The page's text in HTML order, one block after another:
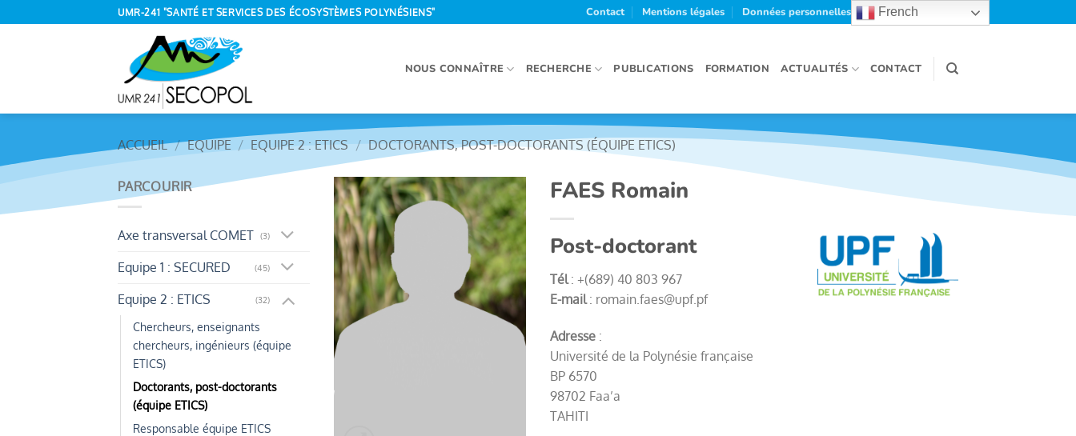
au
UMR-241 "SANTÉ ET SERVICES DES ÉCOSYSTÈMES POLYNÉSIENS" Contact Mentions légales Données personnelles et cookies
NOUS CONNAÎTRE RECHERCHE PUBLICATIONS FORMATION ACTUALITÉS CONTACT
ACCUEIL / EQUIPE / EQUIPE 2 : ETICS / DOCTORANTS, POST-DOCTORANTS (ÉQUIPE ETICS)
PARCOURIR
Axe transversal COMET (3)
Equipe 1 : SECURED (45)
Equipe 2 : ETICS (32)
Chercheurs, enseignants
chercheurs, ingénieurs (équipe
ETICS)
Doctorants, post-doctorants
(équipe ETICS)
Responsable équipe ETICS
FAES Romain
Post-doctorant
Tél: +(689) 40 803 967
E-mail: romain.faes@upf.pf
Adresse:
Université de la Polynésie française
BP 6570
98702 Faa’a
TAHITI
French